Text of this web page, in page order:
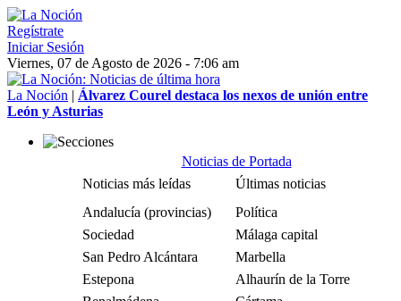
Regístrate
Iniciar Sesión
Viernes, 07 de Agosto de 2026 - 7:06 am
La Noción | Álvarez Courel destaca los nexos de unión entre
León y Asturias
Noticias de Portada
Noticias más leídas
Últimas noticias
Andalucía (provincias)
Política
Sociedad
Málaga capital
San Pedro Alcántara
Marbella
Estepona
Alhaurín de la Torre